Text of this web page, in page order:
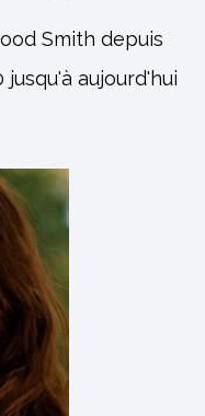
Smith depuis
aujourd'hui